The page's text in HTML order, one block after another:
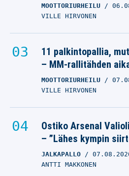
MOOTTORIURHEILU
VILLE HIRVONEN
11 palkintopallia,
– MM-rallitähden
MOOTTORIURHEILU
VILLE HIRVONEN
Ostiko Arsenal
– ”Lähes kympin
JALKAPALLO
ANTTI MAKKONEN